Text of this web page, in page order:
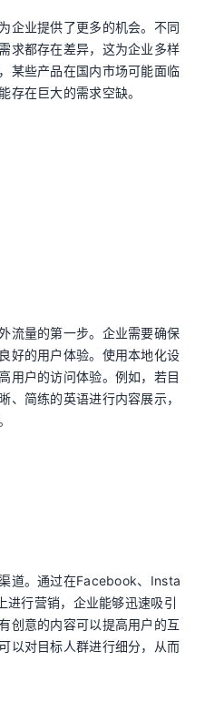
企业提供了更多的机会。不同
求都存在差异，这为企业多样
某些产品在国内市场可能面临
存在巨大的需求空缺。
流量的第一步。企业需要确保
好的用户体验。使用本地化设
用户的访问体验。例如，若目
、简练的英语进行内容展示，
道。通过在Facebook、Insta
行营销，企业能够迅速吸引
创意的内容可以提高用户的互
以对目标人群进行细分，从而